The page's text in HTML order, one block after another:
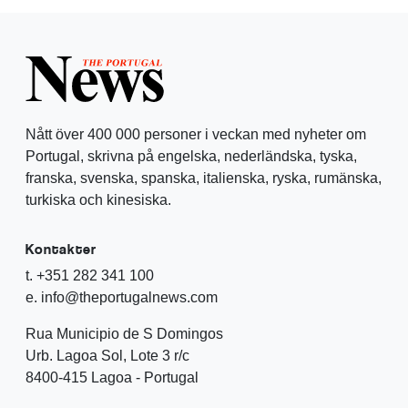
Nått över 400 000 personer i veckan med nyheter om
Portugal, skrivna på engelska, nederländska, tyska,
franska, svenska, spanska, italienska, ryska, rumänska,
turkiska och kinesiska.
Kontakter
t. +351 282 341 100
e. info@theportugalnews.com
Rua Municipio de S Domingos
Urb. Lagoa Sol, Lote 3 r/c
8400-415 Lagoa - Portugal